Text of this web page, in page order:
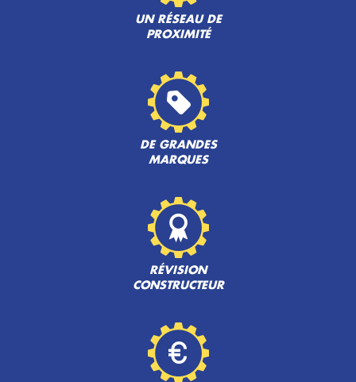
UN RÉSEAU DE
PROXIMITÉ
DE GRANDES
MARQUES
RÉVISION
CONSTRUCTEUR